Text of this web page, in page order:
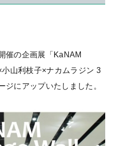
催の企画展「KaNAM
山利枝子×ナカムラジン 3
ジにアップいたしました。